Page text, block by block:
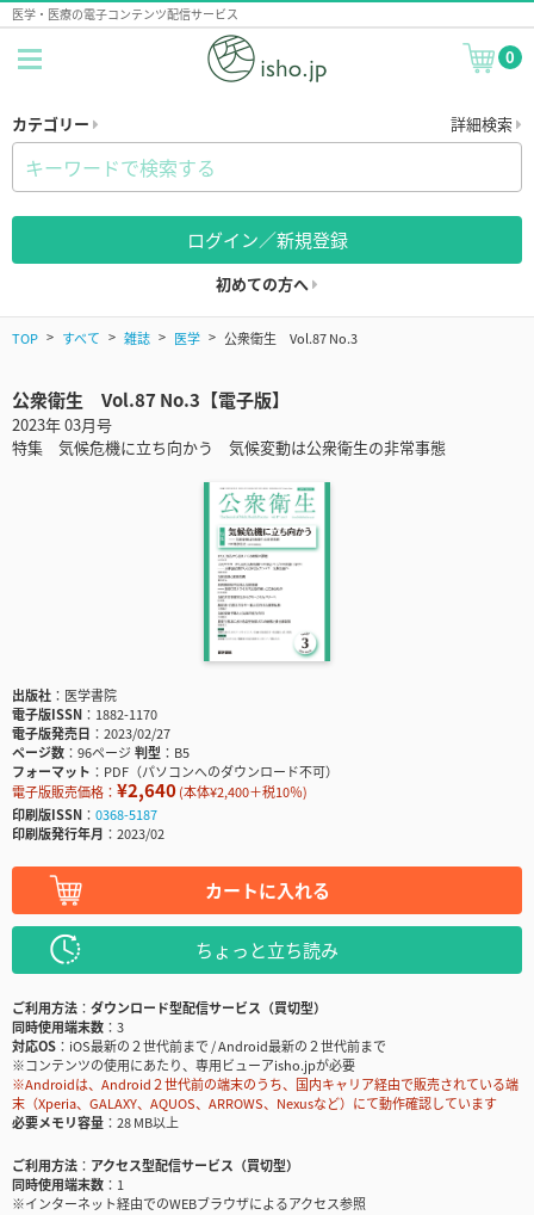
医学・医療の電子コンテンツ配信サービス
0
カテゴリー 詳細検索
ログイン／新規登録
初めての方へ
TOP すべて 雑誌 医学 公衆衛生 Vol.87 No.3
公衆衛生 Vol.87 No.3【電子版】
2023年 03月号
特集 気候危機に立ち向かう 気候変動は公衆衛生の非常事態
出版社
医学書院
電子版ISSN
1882-1170
電子版発売日
2023/02/27
ページ数
96ページ判型
B5
フォーマット
PDF（パソコンへのダウンロード不可）
電子版販売価格： ¥2,640(本体¥2,400＋税10％)
印刷版ISSN
0368-5187
印刷版発行年月
2023/02
カートに入れる
ちょっと立ち読み
ご利用方法
ダウンロード型配信サービス（買切型）
同時使用端末数
3
対応OS
iOS最新の２世代前まで / Android最新の２世代前まで
※コンテンツの使用にあたり、専用ビューアisho.jpが必要
※Androidは、Android２世代前の端末のうち、国内キャリア経由で販売されている端
末（Xperia、GALAXY、AQUOS、ARROWS、Nexusなど）にて動作確認しています
必要メモリ容量
28 MB以上
ご利用方法
アクセス型配信サービス（買切型）
同時使用端末数
1
※インターネット経由でのWEBブラウザによるアクセス参照